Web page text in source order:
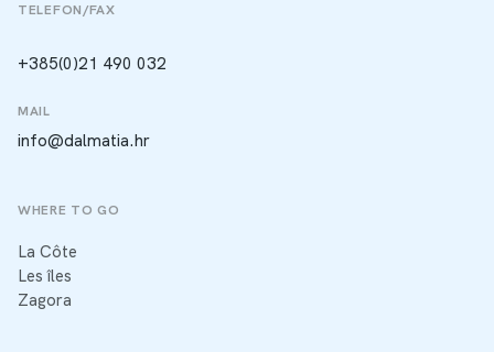
TELEFON/FAX
+385(0)21 490 032
MAIL
info@dalmatia.hr
WHERE TO GO
La Côte
Les îles
Zagora